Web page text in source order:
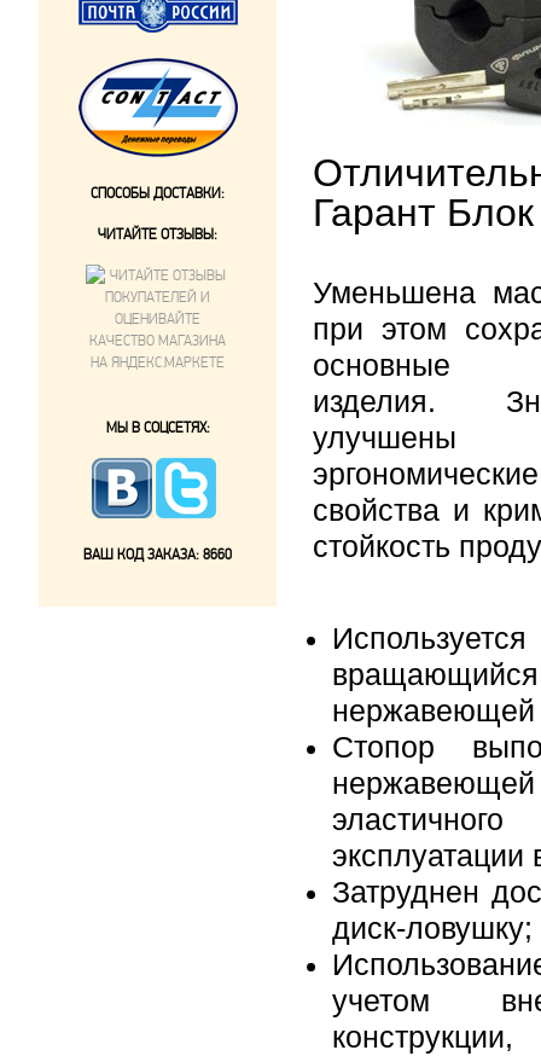
Гарант
Уменьшена
при этом
основные
изделия.
улучшены
эргономические
свойства и
стойкость
нержавеющей
Стопор
эксплуатации
Затруднен
диск-ловушку;
учетом
СПОСОБЫ ДОСТАВКИ:
ЧИТАЙТЕ ОТЗЫВЫ:
МЫ В СОЦСЕТЯХ:
ВАШ КОД ЗАКАЗА: 8660